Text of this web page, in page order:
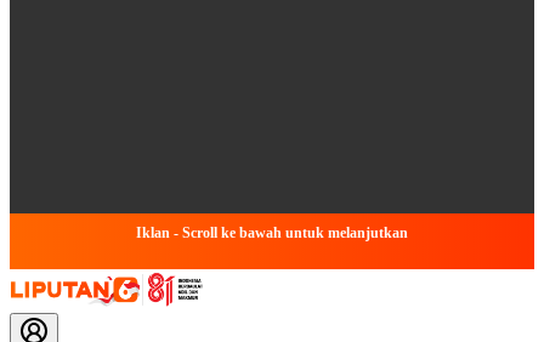
Iklan - Scroll ke bawah untuk melanjutkan